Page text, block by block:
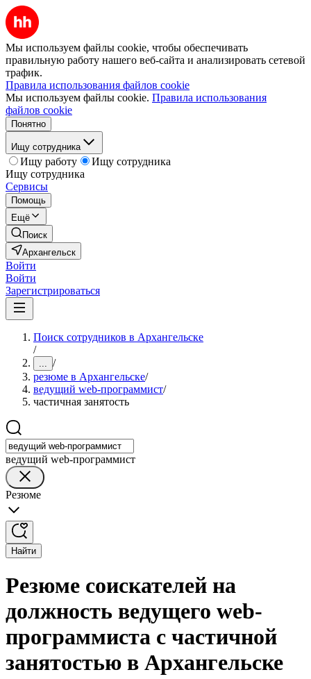
Мы используем файлы cookie, чтобы обеспечивать
правильную работу нашего веб-сайта и анализировать сетевой
трафик.
Правила использования файлов cookie
Мы используем файлы cookie. Правила использования
файлов cookie
Понятно
Ищу сотрудника
Ищу работу
Ищу сотрудника
Ищу сотрудника
Сервисы
Помощь
Ещё
Поиск
Архангельск
Войти
Войти
Зарегистрироваться
Поиск сотрудников в Архангельске
/
... /
резюме в Архангельске/
ведущий web-программист/
частичная занятость
ведущий web-программист
Резюме
Найти
Резюме соискателей на
должность ведущего web-
программиста с частичной
занятостью в Архангельске